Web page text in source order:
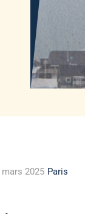
mars 2025 Paris